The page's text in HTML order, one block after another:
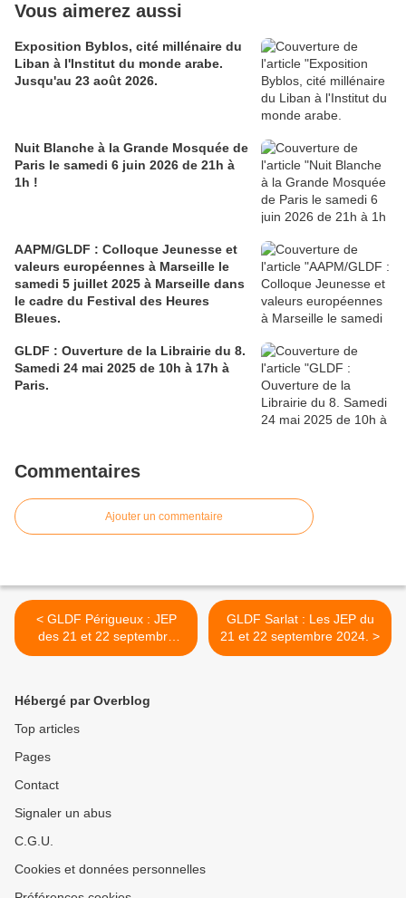
Vous aimerez aussi
Exposition Byblos, cité millénaire du
Liban à l'Institut du monde arabe.
Jusqu'au 23 août 2026.
Nuit Blanche à la Grande Mosquée de
Paris le samedi 6 juin 2026 de 21h à
1h !
AAPM/GLDF : Colloque Jeunesse et
valeurs européennes à Marseille le
samedi 5 juillet 2025 à Marseille dans
le cadre du Festival des Heures
Bleues.
GLDF : Ouverture de la Librairie du 8.
Samedi 24 mai 2025 de 10h à 17h à
Paris.
Commentaires
Ajouter un commentaire
< GLDF Périgueux : JEP
des 21 et 22 septembre
2024
GLDF Sarlat : Les JEP du
21 et 22 septembre 2024. >
Hébergé par Overblog
Top articles
Pages
Contact
Signaler un abus
C.G.U.
Cookies et données personnelles